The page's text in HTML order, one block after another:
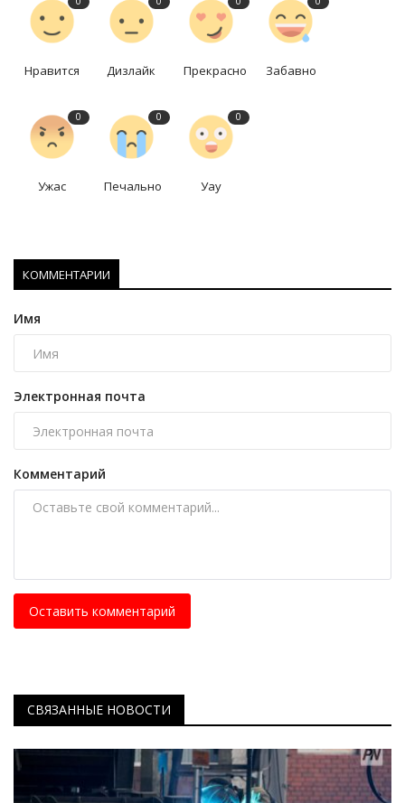
Нравится Дизлайк Прекрасно Забавно
0
Ужас
0
Печально
0
Уау
КОММЕНТАРИИ
Имя
Электронная почта
Комментарий
Оставить комментарий
СВЯЗАННЫЕ НОВОСТИ